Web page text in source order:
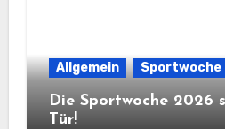
Allgemein Sportwoche
Die Sportwoche 2026
Tür!